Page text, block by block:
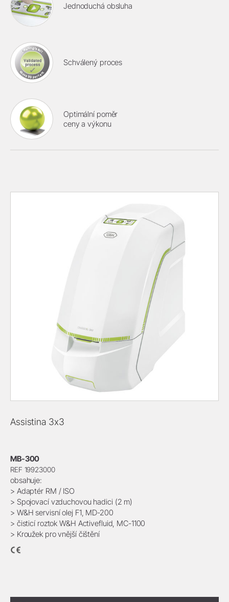
Jednoduchá obsluha
Schválený proces
Optimální poměr
ceny a výkonu
Assistina 3x3
MB-300
REF 19923000
obsahuje:
> Adaptér RM / ISO
> Spojovací vzduchovou hadici (2 m)
> W&H servisní olej F1, MD-200
> čisticí roztok W&H Activefluid, MC-1100
> Kroužek pro vnější čištění